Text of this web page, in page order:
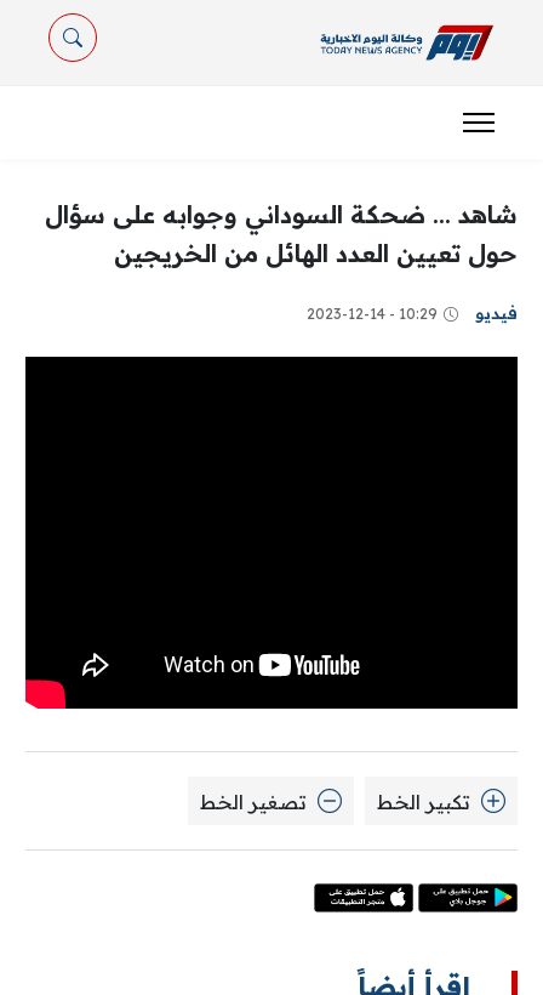
شاهد ... ضحكة السوداني وجوابه على سؤال
حول تعيين العدد الهائل من الخريجين
فيديو 10:29 - 2023-12-14
تكبير الخط تصغير الخط
اقرأ أيضاً